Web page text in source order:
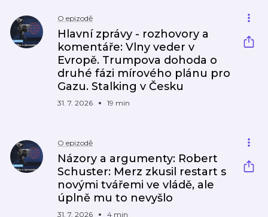
O epizodě
Hlavní zprávy - rozhovory a
komentáře: Vlny veder v
Evropě. Trumpova dohoda o
druhé fázi mírového plánu pro
Gazu. Stalking v Česku
31. 7. 2026 19 min
O epizodě
Názory a argumenty: Robert
Schuster: Merz zkusil restart s
novými tvářemi ve vládě, ale
úplně mu to nevyšlo
31. 7. 2026 4 min